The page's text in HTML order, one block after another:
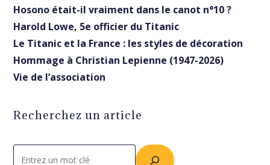
Hosono était-il vraiment dans le canot n°10 ?
Harold Lowe, 5e officier du Titanic
Le Titanic et la France : les styles de décoration
Hommage à Christian Lepienne (1947-2026)
Vie de l’association
Recherchez un article